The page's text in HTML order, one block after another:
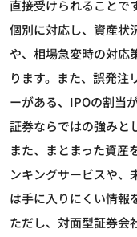
直接受けられることで
個別に対応し、資産状
や、相場急変時の対応
ります。また、誤発注
ーがある、IPOの割当
証券ならではの強みと
また、まとまった資産
ンキングサービスや、
は手に入りにくい情報
ただし、対面型証券会